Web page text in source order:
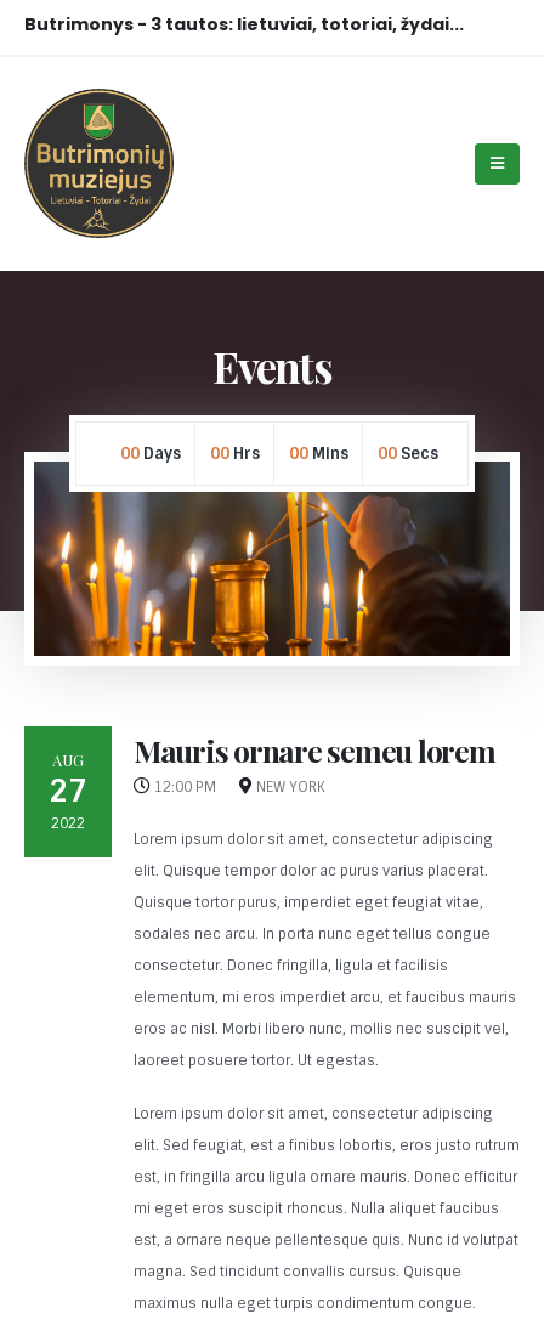
Butrimonys - 3 tautos: lietuviai, totoriai, žydai...
Events
00 Days 00 Hrs 00 Mins 00 Secs
AUG
27
2022
Mauris ornare semeu lorem
12:00 PM NEW YORK
Lorem ipsum dolor sit amet, consectetur adipiscing
elit. Quisque tempor dolor ac purus varius placerat.
Quisque tortor purus, imperdiet eget feugiat vitae,
sodales nec arcu. In porta nunc eget tellus congue
consectetur. Donec fringilla, ligula et facilisis
elementum, mi eros imperdiet arcu, et faucibus mauris
eros ac nisl. Morbi libero nunc, mollis nec suscipit vel,
laoreet posuere tortor. Ut egestas.
Lorem ipsum dolor sit amet, consectetur adipiscing
elit. Sed feugiat, est a finibus lobortis, eros justo rutrum
est, in fringilla arcu ligula ornare mauris. Donec efficitur
mi eget eros suscipit rhoncus. Nulla aliquet faucibus
est, a ornare neque pellentesque quis. Nunc id volutpat
magna. Sed tincidunt convallis cursus. Quisque
maximus nulla eget turpis condimentum congue.